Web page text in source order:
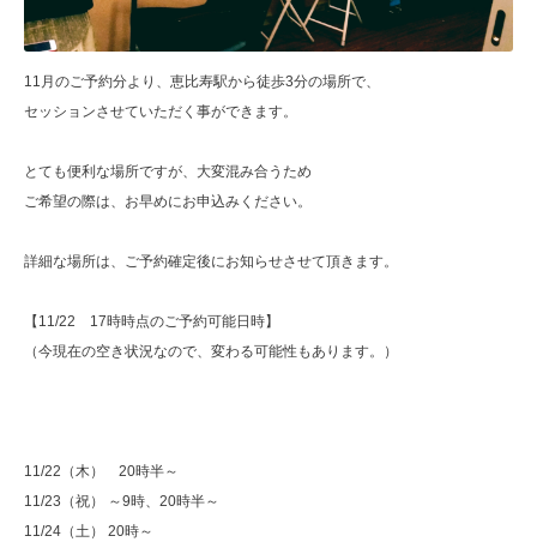
11月のご予約分より、恵比寿駅から徒歩3分の場所で、
セッションさせていただく事ができます。
とても便利な場所ですが、大変混み合うため
ご希望の際は、お早めにお申込みください。
詳細な場所は、ご予約確定後にお知らせさせて頂きます。
【11/22 17時時点のご予約可能日時】
（今現在の空き状況なので、変わる可能性もあります。）
11/22（木） 20時半～
11/23（祝） ～9時、20時半～
11/24（土） 20時～